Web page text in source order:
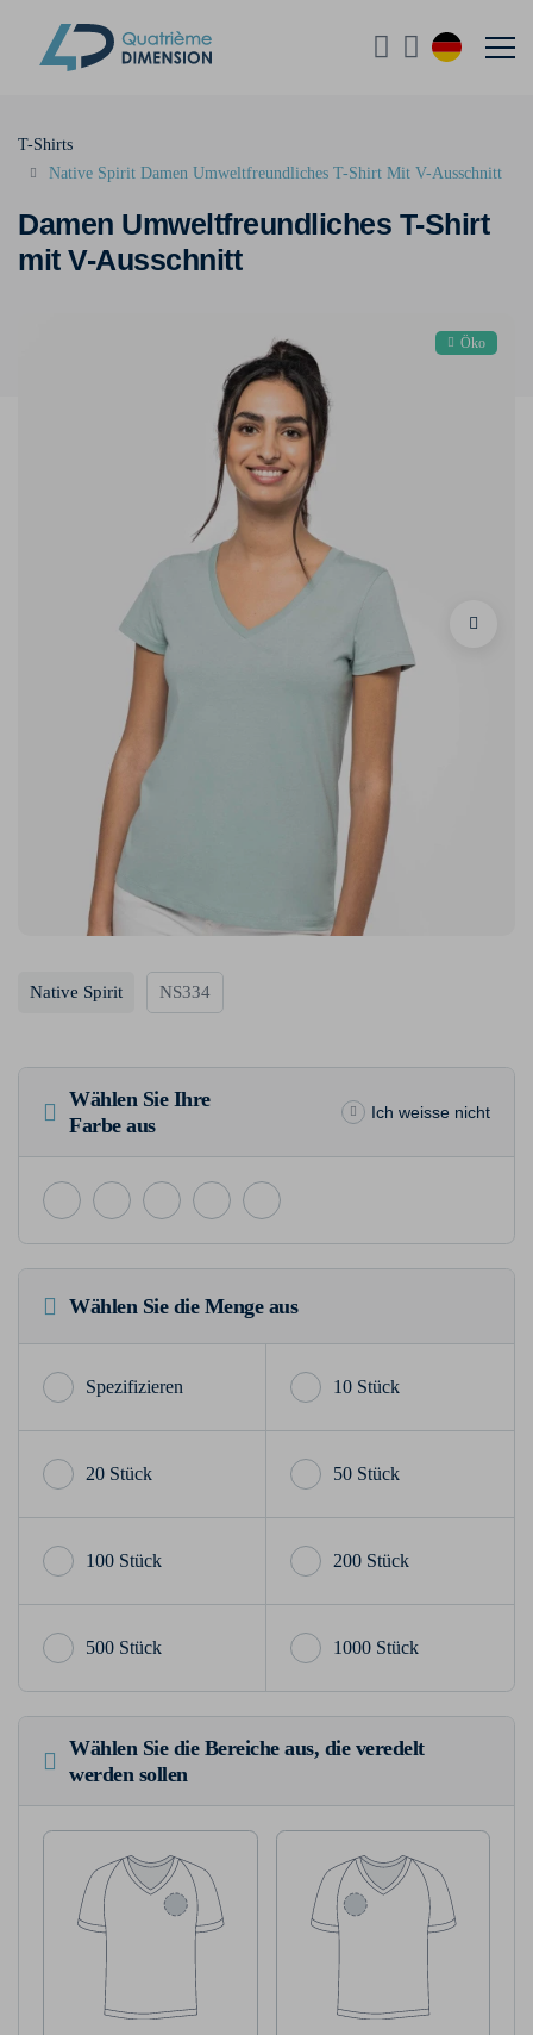
Damen Umweltfreundliches T-Shirt
mit V-Ausschnitt
T-Shirts
Native Spirit Damen Umweltfreundliches T-Shirt Mit V-Ausschnitt
Öko
Native Spirit NS334
Wählen Sie Ihre
Farbe aus
Ich weisse nicht
Wählen Sie die Menge aus
10 Stück
20 Stück 50 Stück
100 Stück 200 Stück
500 Stück 1000 Stück
Wählen Sie die Bereiche aus, die veredelt
werden sollen